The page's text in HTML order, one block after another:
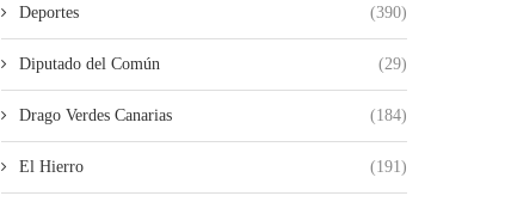
Deportes (390)
Diputado del Común (29)
Drago Verdes Canarias (184)
El Hierro (191)